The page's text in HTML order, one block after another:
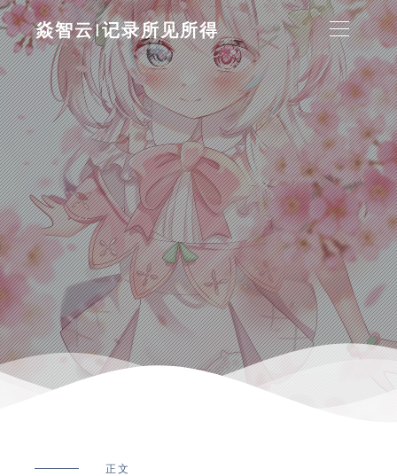
焱智云|记录所见所得
正文